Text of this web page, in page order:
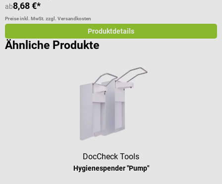
ab8,68 €*
Preise inkl. MwSt. zzgl. Versandkosten
Produktdetails
Ähnliche Produkte
DocCheck Tools
Hygienespender "Pump"